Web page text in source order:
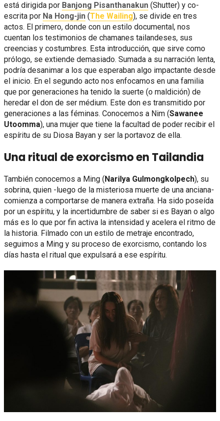
está dirigida por Banjong Pisanthanakun (Shutter) y co-
escrita por Na Hong-jin (The Wailing), se divide en tres
actos. El primero, donde con un estilo documental, nos
cuentan los testimonios de chamanes tailandeses, sus
creencias y costumbres. Esta introducción, que sirve como
prólogo, se extiende demasiado. Sumada a su narración lenta,
podría desanimar a los que esperaban algo impactante desde
el inicio. En el segundo acto nos enfocamos en una familia
que por generaciones ha tenido la suerte (o maldición) de
heredar el don de ser médium. Este don es transmitido por
generaciones a las féminas. Conocemos a Nim (Sawanee
Utoomma), una mujer que tiene la facultad de poder recibir el
espíritu de su Diosa Bayan y ser la portavoz de ella.
Una ritual de exorcismo en Tailandia
También conocemos a Ming ( Narilya Gulmongkolpech), su
sobrina, quien -luego de la misteriosa muerte de una anciana-
comienza a comportarse de manera extraña. Ha sido poseída
por un espíritu, y la incertidumbre de saber si es Bayan o algo
más es lo que por fin activa la intensidad y acelera el ritmo de
la historia. Filmado con un estilo de metraje encontrado,
seguimos a Ming y su proceso de exorcismo, contando los
días hasta el ritual que expulsará a ese espíritu.